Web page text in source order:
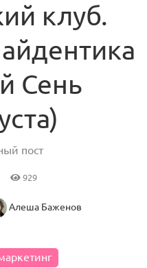
клуб.
Сень
пост
929
Алеша Баженов